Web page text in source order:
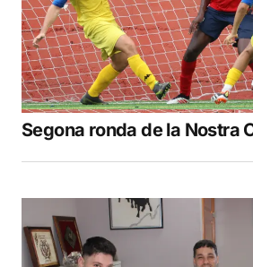
Segona ronda de la Nostra